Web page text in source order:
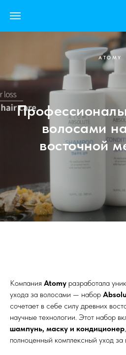
ATOMY
волосами
восточной
Компания Atomy разработала
ухода за волосами — набор
сочетает в себе силу древних
научные технологии. Этот набор
шампунь, маску и кондиционер
полноценный комплексный уход